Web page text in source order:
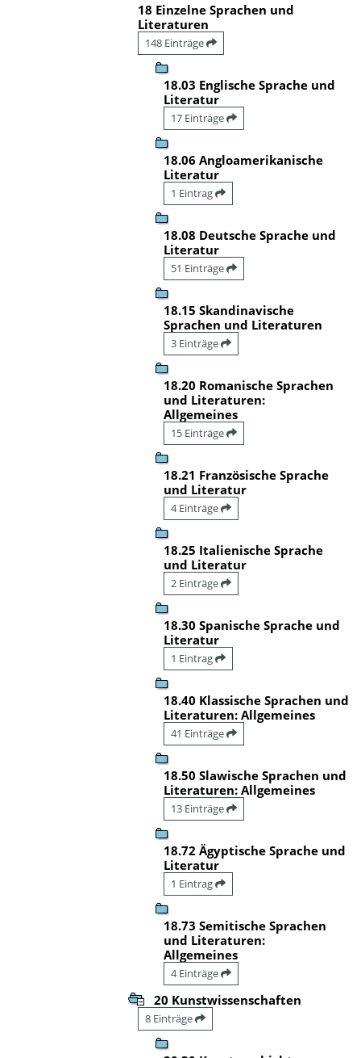
18 Einzelne Sprachen und
Literaturen
148 Einträge
18.03 Englische Sprache und
Literatur
17 Einträge
18.06 Angloamerikanische
Literatur
1 Eintrag
18.08 Deutsche Sprache und
Literatur
51 Einträge
18.15 Skandinavische
Sprachen und Literaturen
3 Einträge
18.20 Romanische Sprachen
und Literaturen:
Allgemeines
15 Einträge
18.21 Französische Sprache
und Literatur
4 Einträge
18.25 Italienische Sprache
und Literatur
2 Einträge
18.30 Spanische Sprache und
Literatur
1 Eintrag
18.40 Klassische Sprachen und
Literaturen: Allgemeines
41 Einträge
18.50 Slawische Sprachen und
Literaturen: Allgemeines
13 Einträge
18.72 Ägyptische Sprache und
Literatur
1 Eintrag
18.73 Semitische Sprachen
und Literaturen:
Allgemeines
4 Einträge
20 Kunstwissenschaften
8 Einträge